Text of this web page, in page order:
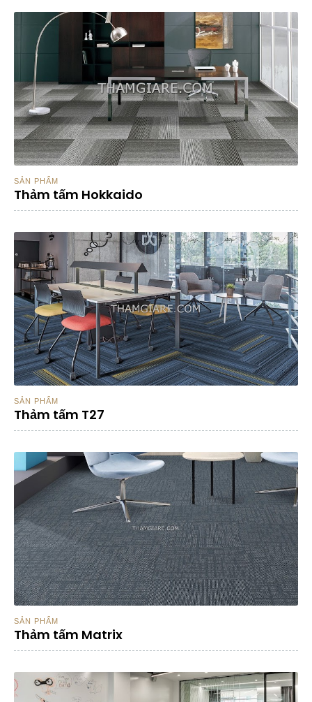
SẢN PHẨM
Thảm tấm Hokkaido
SẢN PHẨM
Thảm tấm T27
SẢN PHẨM
Thảm tấm Matrix